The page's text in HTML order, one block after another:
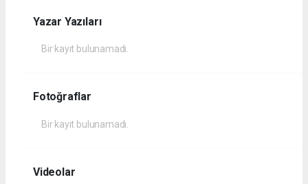
Yazar Yazıları
Bir kayıt bulunamadı.
Fotoğraflar
Bir kayıt bulunamadı.
Videolar